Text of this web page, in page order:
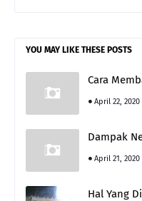
YOU MAY LIKE THESE POSTS
Cara
April 22, 2020
Dampak
April 21, 2020
Hal Yang